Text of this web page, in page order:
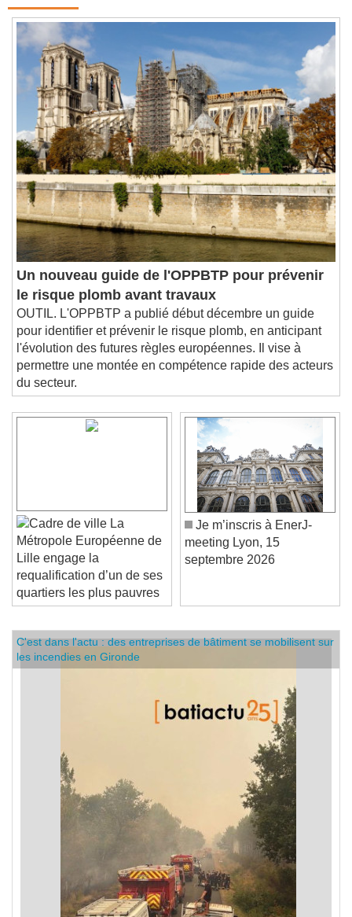
Un nouveau guide de l'OPPBTP pour prévenir
le risque plomb avant travaux
OUTIL. L'OPPBTP a publié début décembre un guide
pour identifier et prévenir le risque plomb, en anticipant
l'évolution des futures règles européennes. Il vise à
permettre une montée en compétence rapide des acteurs
du secteur.
La
Métropole Européenne de
Lille engage la
requalification d’un de ses
quartiers les plus pauvres
Je m’inscris à EnerJ-
meeting Lyon, 15
C'est dans l'actu : des entreprises de bâtiment se mobilisent sur
les incendies en Gironde